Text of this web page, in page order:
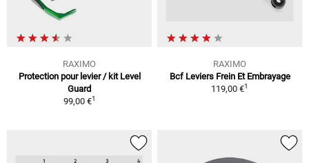
RAXIMO
Protection pour levier / kit Level
Guard
99,00 €1
RAXIMO
Bcf Leviers Frein Et Embrayage
119,00 €1